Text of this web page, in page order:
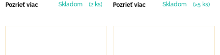
Pozrieť viac Skladom (2 ks) Pozrieť viac Skladom (>5 ks)